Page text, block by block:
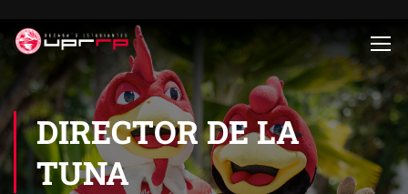
DIRECTOR DE LA
TUNA